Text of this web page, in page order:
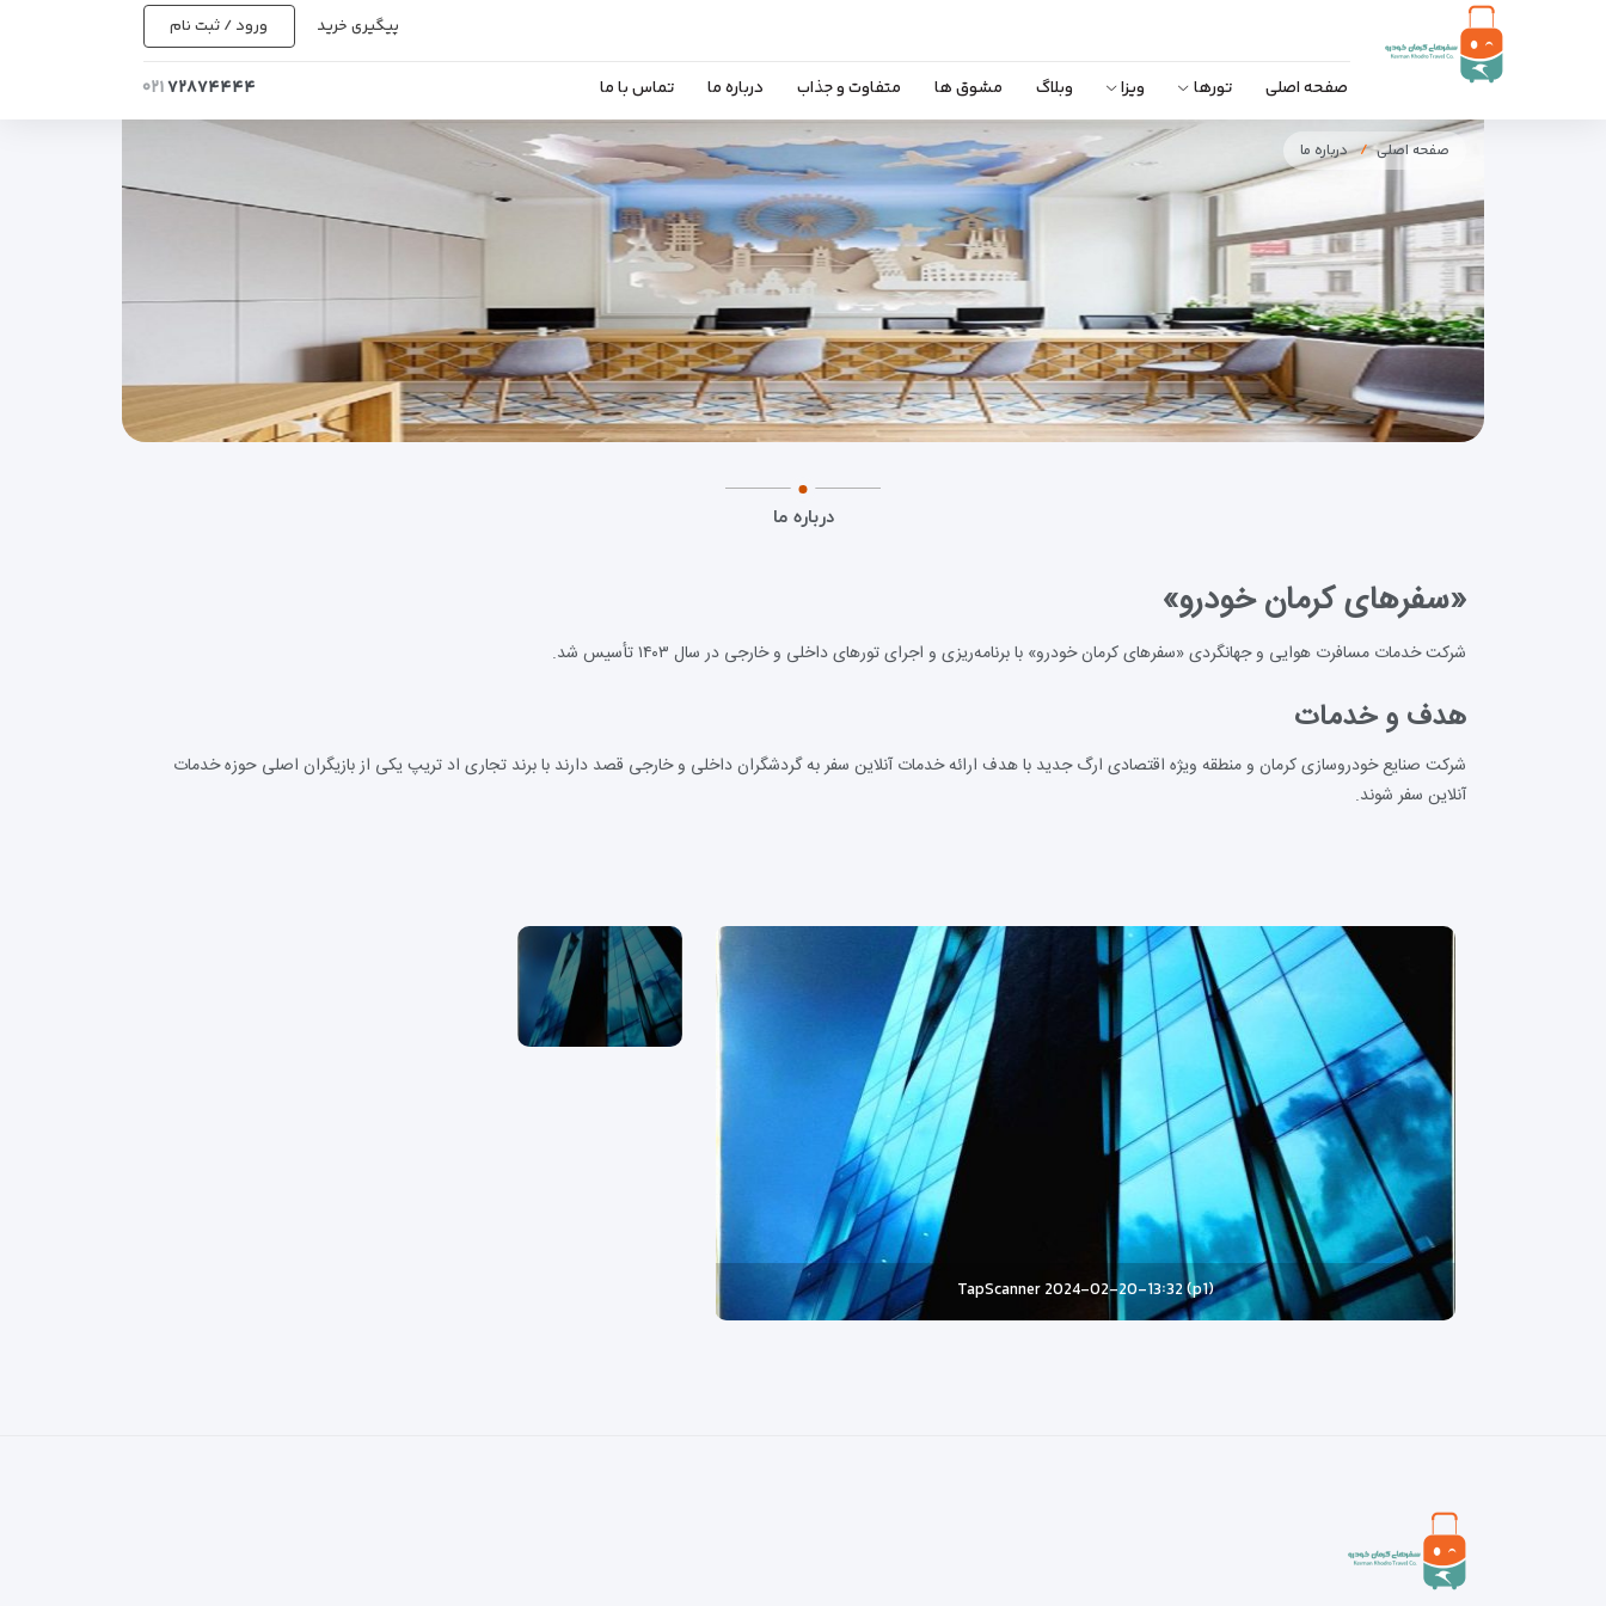
پیگیری خرید ورود / ثبت نام
صفحه اصلی تورها ویزا وبلاگ مشوق ها متفاوت و جذاب درباره ما تماس با ما ۷۲۸۷۴۴۴۴۰۲۱
صفحه اصلی درباره ما
درباره ما
«سفرهای کرمان خودرو»
شرکت خدمات مسافرت هوایی و جهانگردی «سفرهای کرمان خودرو» با برنامه‌ریزی و اجرای تورهای داخلی و خارجی در سال ۱۴۰۳ تأسیس شد.
هدف و خدمات
شرکت صنایع خودروسازی کرمان و منطقه ویژه اقتصادی ارگ جدید با هدف ارائه خدمات آنلاین سفر به گردشگران داخلی و خارجی قصد دارند با برند تجاری اد تریپ یکی از بازیگران اصلی حوزه خدمات
آنلاین سفر شوند.
TapScanner 2024-02-20-13꞉32 (p1)